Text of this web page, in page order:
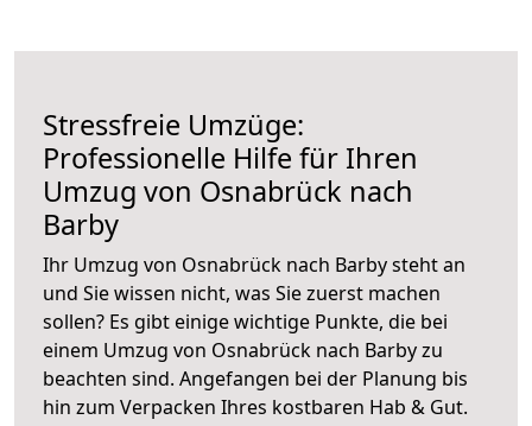
Stressfreie Umzüge:
Professionelle Hilfe für Ihren
Umzug von Osnabrück nach
Barby
Ihr Umzug von Osnabrück nach Barby steht an
und Sie wissen nicht, was Sie zuerst machen
sollen? Es gibt einige wichtige Punkte, die bei
einem Umzug von Osnabrück nach Barby zu
beachten sind. Angefangen bei der Planung bis
hin zum Verpacken Ihres kostbaren Hab & Gut.